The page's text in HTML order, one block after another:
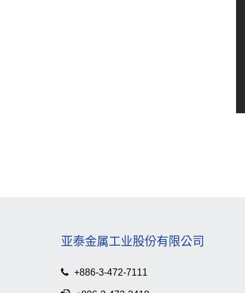
亚泰金属工业股份有限公司
+886-3-472-7111